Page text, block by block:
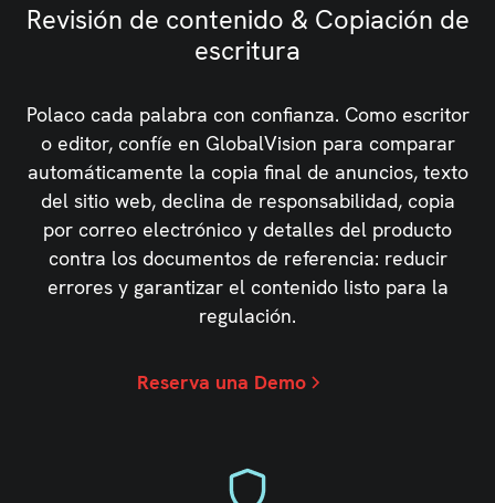
Revisión de contenido & Copiación de
escritura
Polaco cada palabra con confianza. Como escritor
o editor, confíe en GlobalVision para comparar
automáticamente la copia final de anuncios, texto
del sitio web, declina de responsabilidad, copia
por correo electrónico y detalles del producto
contra los documentos de referencia: reducir
errores y garantizar el contenido listo para la
regulación.
Reserva una Demo